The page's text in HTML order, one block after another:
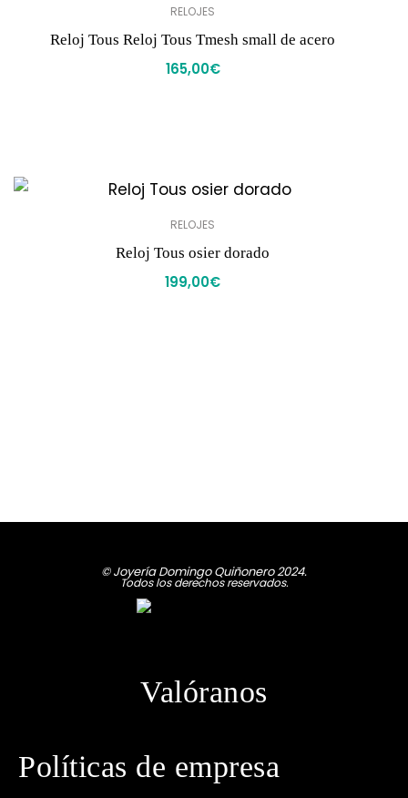
RELOJES
Reloj Tous Reloj Tous Tmesh small de acero
165,00€
RELOJES
Reloj Tous osier dorado
199,00€
© Joyería Domingo Quiñonero 2024.
Todos los derechos reservados.
Valóranos
Políticas de empresa